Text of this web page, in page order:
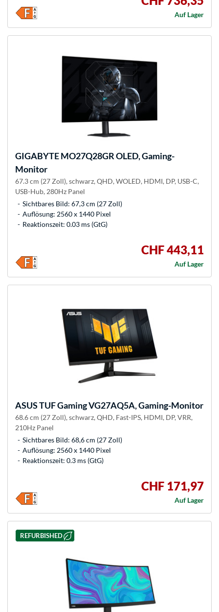
Auf Lager
GIGABYTEMO27Q28GR OLED, Gaming-
Monitor
67.3 cm (27 Zoll), schwarz, QHD, WOLED, HDMI, DP, USB-C,
USB-Hub, 280Hz Panel
Sichtbares Bild: 67,3 cm (27 Zoll)
Auflösung: 2560 x 1440 Pixel
Reaktionszeit: 0.03 ms (GtG)
CHF 443,11
Auf Lager
ASUSTUF Gaming VG27AQ5A, Gaming-Monitor
68.6 cm (27 Zoll), schwarz, QHD, Fast-IPS, HDMI, DP, VRR,
210Hz Panel
Sichtbares Bild: 68,6 cm (27 Zoll)
Auflösung: 2560 x 1440 Pixel
Reaktionszeit: 0.3 ms (GtG)
CHF 171,97
Auf Lager
REFURBISHED